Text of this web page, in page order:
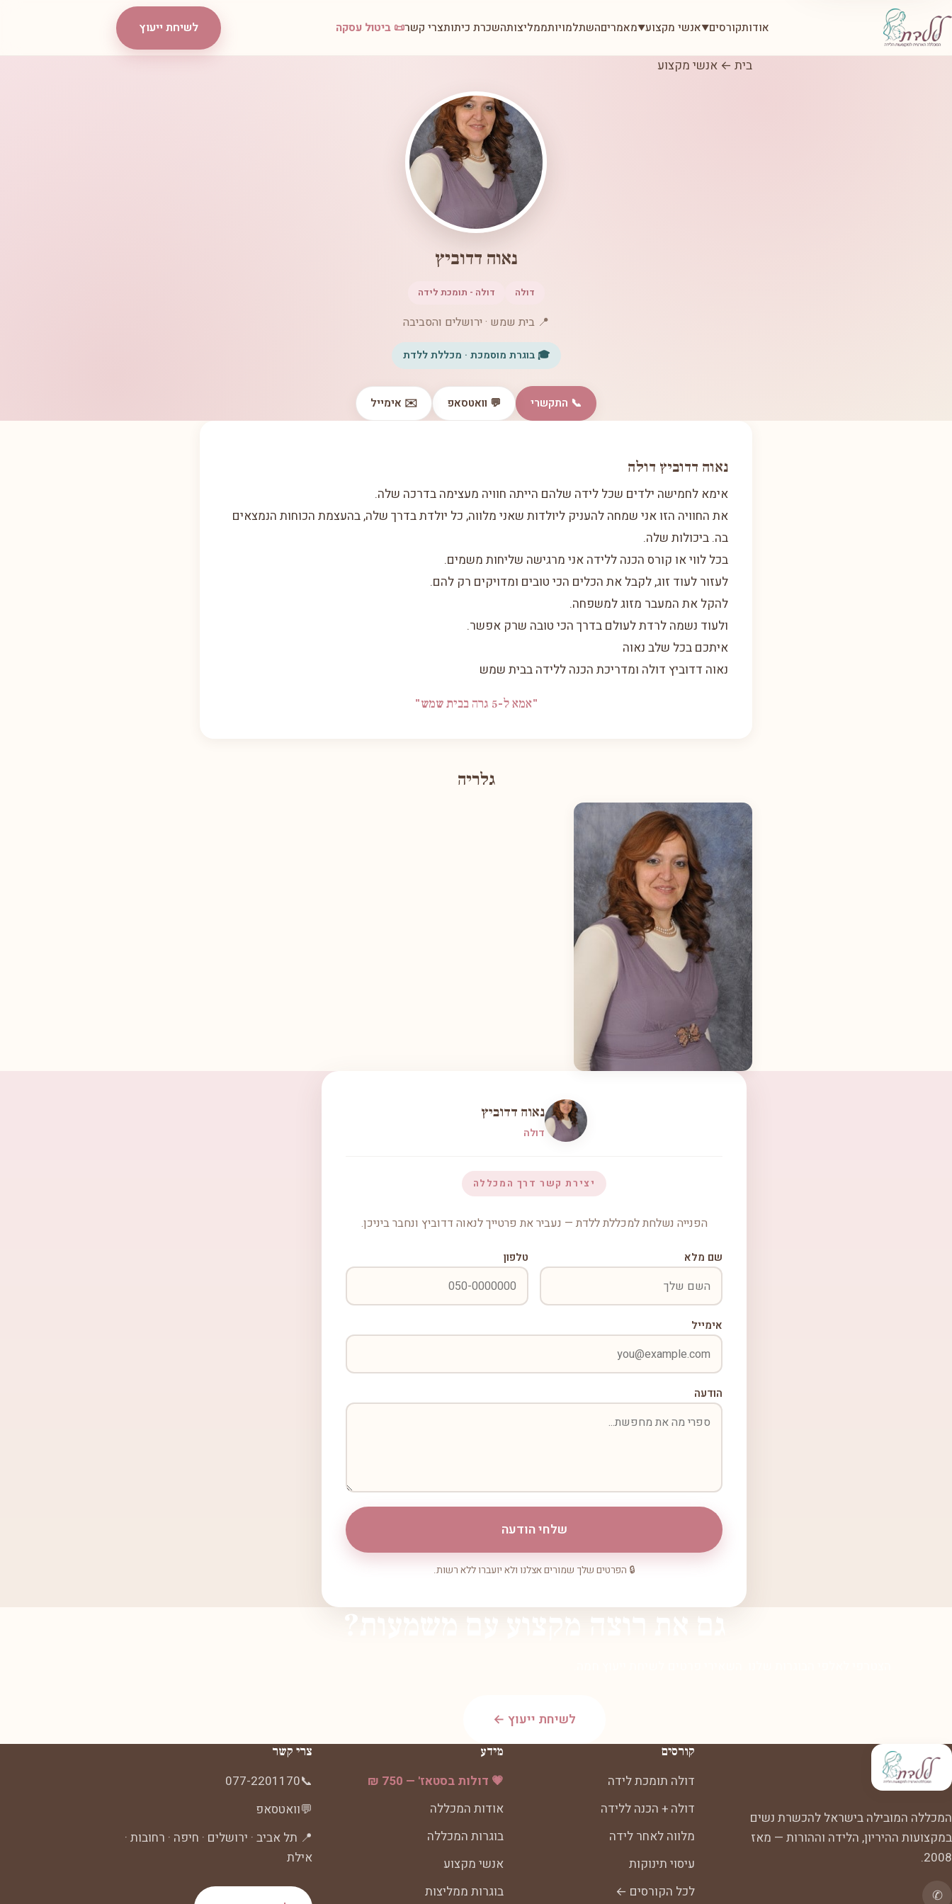
אודותקורסים▼אנשי מקצוע▼מאמריםהשתלמויותממליצותהשכרת כיתותצרי קשר📜 ביטול עסקה לשיחת ייעוץ
בית ← אנשי מקצוע
נאוה דדוביץ
דולה דולה - תומכת לידה
📍 בית שמש · ירושלים והסביבה
🎓 בוגרת מוסמכת · מכללת ללדת
📞 התקשרי 💬 וואטסאפ ✉️ אימייל
נאוה דדוביץ דולה
אימא לחמישה ילדים שכל לידה שלהם הייתה חוויה מעצימה בדרכה שלה.
את החוויה הזו אני שמחה להעניק ליולדות שאני מלווה, כל יולדת בדרך שלה, בהעצמת הכוחות הנמצאים
בה. ביכולות שלה.
בכל לווי או קורס הכנה ללידה אני מרגישה שליחות משמים.
לעזור לעוד זוג, לקבל את הכלים הכי טובים ומדויקים רק להם.
להקל את המעבר מזוג למשפחה.
ולעוד נשמה לרדת לעולם בדרך הכי טובה שרק אפשר.
איתכם בכל שלב נאוה
נאוה דדוביץ דולה ומדריכת הכנה ללידה בבית שמש
"אמא ל-5 גרה בבית שמש"
גלריה
נאוה דדוביץ
דולה
יצירת קשר דרך המכללה
הפנייה נשלחת למכללת ללדת — נעביר את פרטייך לנאוה דדוביץ ונחבר ביניכן.
שם מלא טלפון
אימייל
הודעה
שלחי הודעה
🔒 הפרטים שלך שמורים אצלנו ולא יועברו ללא רשות.
גם את רוצה מקצוע עם משמעות?
לשיחת ייעוץ ←
המכללה המובילה בישראל להכשרת נשים
במקצועות ההיריון, הלידה וההורות — מאז
2008.
✆
קורסים
דולה תומכת לידה
דולה + הכנה ללידה
מלווה לאחר לידה
עיסוי תינוקות
לכל הקורסים ←
מידע
💗 דולות בסטאז' — 750 ₪
אודות המכללה
בוגרות המכללה
אנשי מקצוע
בוגרות ממליצות
צרי קשר
📞
077-2201170
💬וואטסאפ
📍 תל אביב · ירושלים · חיפה · רחובות ·
אילת